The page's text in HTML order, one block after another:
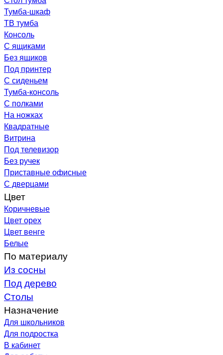
Тумба-шкаф
ТВ тумба
Консоль
С ящиками
Без ящиков
Под принтер
С сиденьем
Тумба-консоль
С полками
На ножках
Квадратные
Витрина
Под телевизор
Без ручек
Приставные офисные
С дверцами
Цвет
Коричневые
Цвет орех
Цвет венге
Белые
По материалу
Из сосны
Под дерево
Столы
Назначение
Для школьников
Для подростка
В кабинет